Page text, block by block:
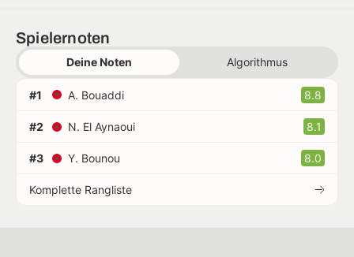
Spielernoten
Deine Noten Algorithmus
#1 A. Bouaddi 8.8
#2 N. El Aynaoui 8.1
#3 Y. Bounou 8.0
Komplette Rangliste